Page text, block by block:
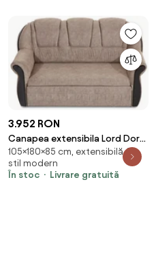
3.952 RON
Canapea extensibila Lord Dora
22
105×180×85 cm, extensibilă, în
stil modern
În stoc
Livrare gratuită